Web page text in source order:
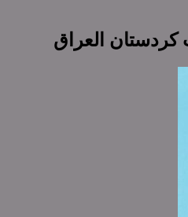
العراق